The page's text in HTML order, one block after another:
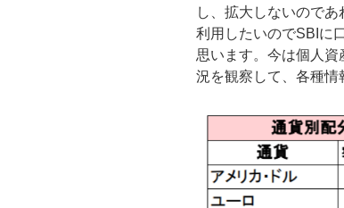
し、拡大しないので
利用したいのでSBIに
思います。今は個人
況を観察して、各種情